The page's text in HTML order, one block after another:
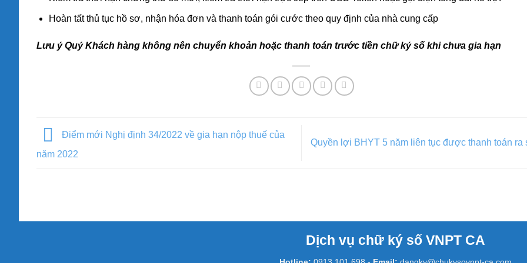
Hoàn tất thủ tục hồ sơ, nhận hóa đơn và thanh toán gói cước theo quy định của nhà cung cấp
Lưu ý Quý Khách hàng không nên chuyển khoản hoặc thanh toán trước tiền chữ ký số khi chưa gia hạn
Điểm mới Nghị định 34/2022 về gia hạn nộp thuế của
năm 2022
Quyền lợi BHYT 5 năm liên tục được thanh toán ra
Dịch vụ chữ ký số VNPT CA